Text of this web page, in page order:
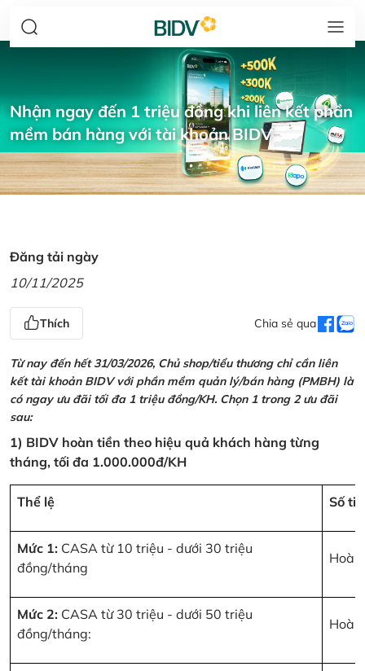
Nhận ngay đến 1 triệu đồng khi liên kết phần
mềm bán hàng với tài khoản BIDV
Đăng tải ngày
10/11/2025
Thích Chia sẻ qua
Từ nay đến hết 31/03/2026, Chủ shop/tiểu thương chỉ cần liên
kết tài khoản BIDV với phần mềm quản lý/bán hàng (PMBH) là
có ngay ưu đãi tối đa 1 triệu đồng/KH. Chọn 1 trong 2 ưu đãi
sau:
1) BIDV hoàn tiền theo hiệu quả khách hàng từng
tháng, tối đa 1.000.000đ/KH
Thể lệ Số
Mức 1: CASA từ 10 triệu - dưới 30 triệu
đồng/tháng
Mức 2: CASA từ 30 triệu - dưới 50 triệu
đồng/tháng: